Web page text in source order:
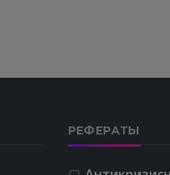
РЕФЕРАТЫ